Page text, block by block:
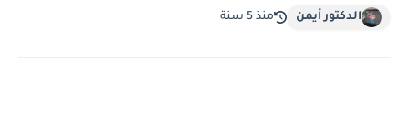
الدكتور أيمن منذ 5 سنة